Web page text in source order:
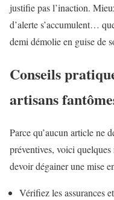
justifie pas l’inaction.
d’alerte s’accumulent…
demi démolie en guise de
Conseils
artisans
Parce qu’aucun article ne
préventives, voici
devoir dégainer une mise
Vérifiez les assurances